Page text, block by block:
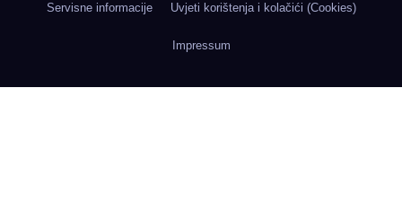
Servisne informacije Uvjeti korištenja i kolačići (Cookies)
Impressum